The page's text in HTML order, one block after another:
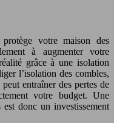
votre maison des
à augmenter votre
grâce à une isolation
l’isolation des combles,
entraîner des pertes de
votre budget. Une
donc un investissement